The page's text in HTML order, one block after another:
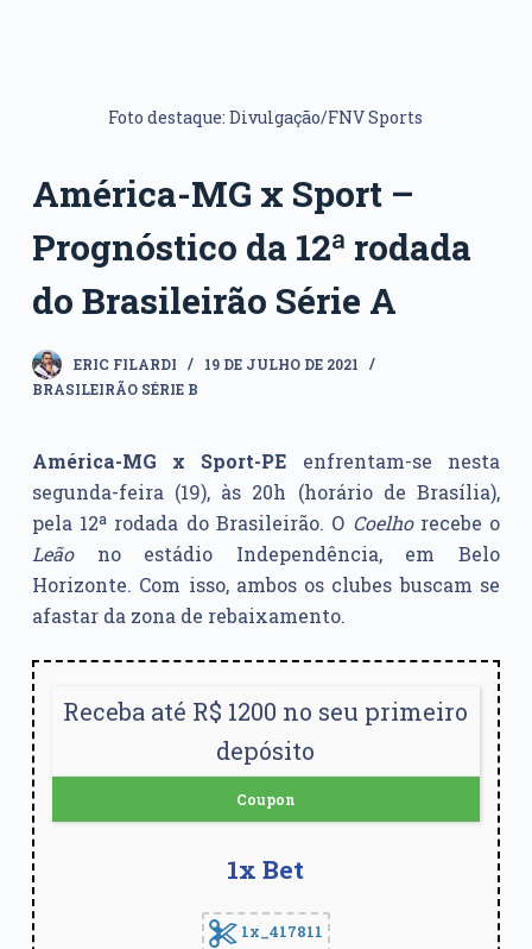
Foto destaque: Divulgação/FNV Sports
América-MG x Sport –
Prognóstico da 12ª rodada
do Brasileirão Série A
ERIC FILARDI
19 DE JULHO DE 2021
BRASILEIRÃO SÉRIE B
América-MG x Sport-PE enfrentam-se nesta
segunda-feira (19), às 20h (horário de Brasília),
pela 12ª rodada do Brasileirão. O Coelhorecebe o
Leãono estádio Independência, em Belo
Horizonte. Com isso, ambos os clubes buscam se
afastar da zona de rebaixamento.
Receba até R$ 1200 no seu primeiro
depósito
Coupon
1x Bet
1x_417811